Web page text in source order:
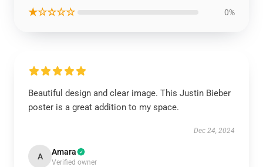
★☆☆☆☆ 0%
Beautiful design and clear image. This Justin Bieber
poster is a great addition to my space.
Dec 24, 2024
A Amara
Verified owner